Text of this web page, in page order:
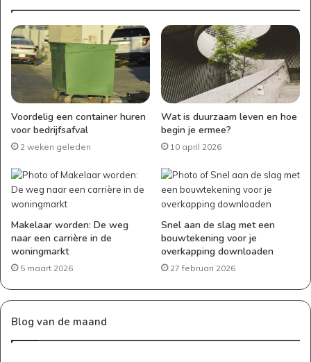
Voordelig een container huren
voor bedrijfsafval
2 weken geleden
Wat is duurzaam leven en hoe
begin je ermee?
10 april 2026
Makelaar worden: De weg
naar een carrière in de
woningmarkt
5 maart 2026
Snel aan de slag met een
bouwtekening voor je
overkapping downloaden
27 februari 2026
Blog van de maand